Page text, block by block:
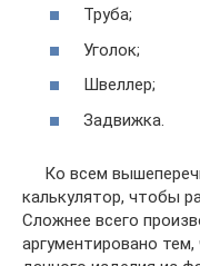
Труба;
Уголок;
Швеллер;
Задвижка.
Ко всем
калькулятор, чтобы
Сложнее всего
аргументировано